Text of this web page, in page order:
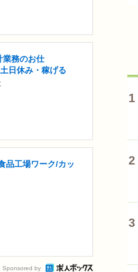
業務のお仕
日休み・稼げる
品工場ワーク/カッ
Sponsored by